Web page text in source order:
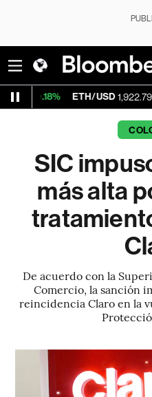
ETH/USD 1,922.795 +0.46%
SIC
más alta
De acuerdo con la
Comercio, la sanción
reincidencia Claro en la